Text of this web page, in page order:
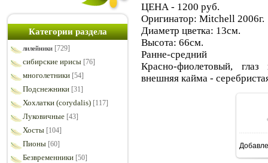
Категории раздела
лилейники [729]
сибирские ирисы [76]
многолетники [54]
Подснежники [31]
Хохлатки (corydalis) [117]
Луковичные [43]
Хосты [104]
Пионы [60]
Безвременники [50]
ЦЕНА - 1200 руб.
Оригинатор: Mitchell 2006г.
Диаметр цветка: 13см.
Высота: 66см.
Ранне-средний
Красно-фиолетовый,
внешняя кайма -